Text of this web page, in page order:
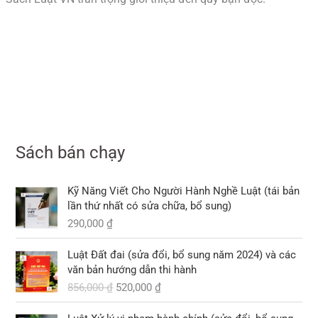
Sách bán chạy
Kỹ Năng Viết Cho Người Hành Nghề Luật (tái bản
lần thứ nhất có sửa chữa, bổ sung)
290,000₫
Luật Đất đai (sửa đổi, bổ sung năm 2024) và các
văn bản hướng dẫn thi hành
856,000₫
G
i
á
g
520,000₫
G
i
á
G